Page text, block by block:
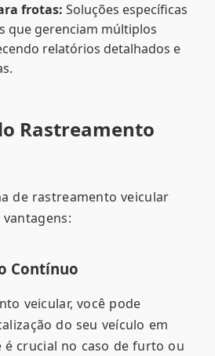
frotas: Soluções específicas
que gerenciam múltiplos
relatórios detalhados e
Rastreamento
de rastreamento veicular
Contínuo
veicular, você pode
do seu veículo em
crucial no caso de furto ou